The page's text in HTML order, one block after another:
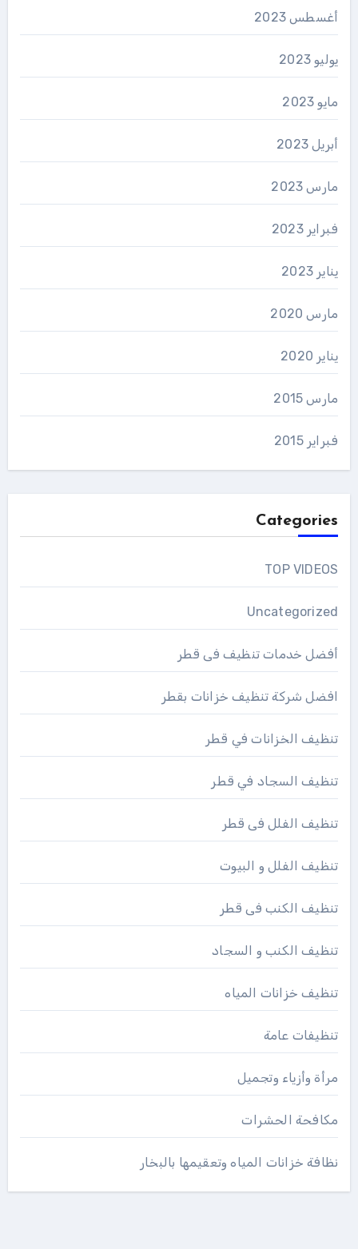
أغسطس 2023
يوليو 2023
مايو 2023
أبريل 2023
مارس 2023
فبراير 2023
يناير 2023
مارس 2020
يناير 2020
مارس 2015
فبراير 2015
Categories
TOP VIDEOS
Uncategorized
أفضل خدمات تنظيف فى قطر
افضل شركة تنظيف خزانات بقطر
تنظيف الخزانات في قطر
تنظيف السجاد في قطر
تنظيف الفلل فى قطر
تنظيف الفلل و البيوت
تنظيف الكنب فى قطر
تنظيف الكنب و السجاد
تنظيف خزانات المياه
تنظيفات عامة
مرأة وأزياء وتجميل
مكافحة الحشرات
نظافة خزانات المياه وتعقيمها بالبخار